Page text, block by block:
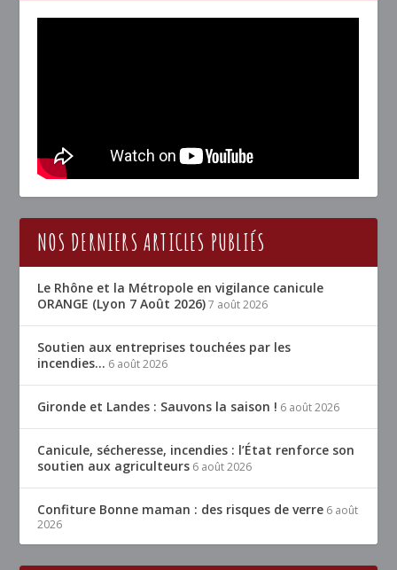
NOS DERNIERS ARTICLES PUBLIÉS
Le Rhône et la Métropole en vigilance canicule
ORANGE (Lyon 7 Août 2026) 7 août 2026
Soutien aux entreprises touchées par les
incendies… 6 août 2026
Gironde et Landes : Sauvons la saison ! 6 août 2026
Canicule, sécheresse, incendies : l’État renforce son
soutien aux agriculteurs 6 août 2026
Confiture Bonne maman : des risques de verre 6 août
2026